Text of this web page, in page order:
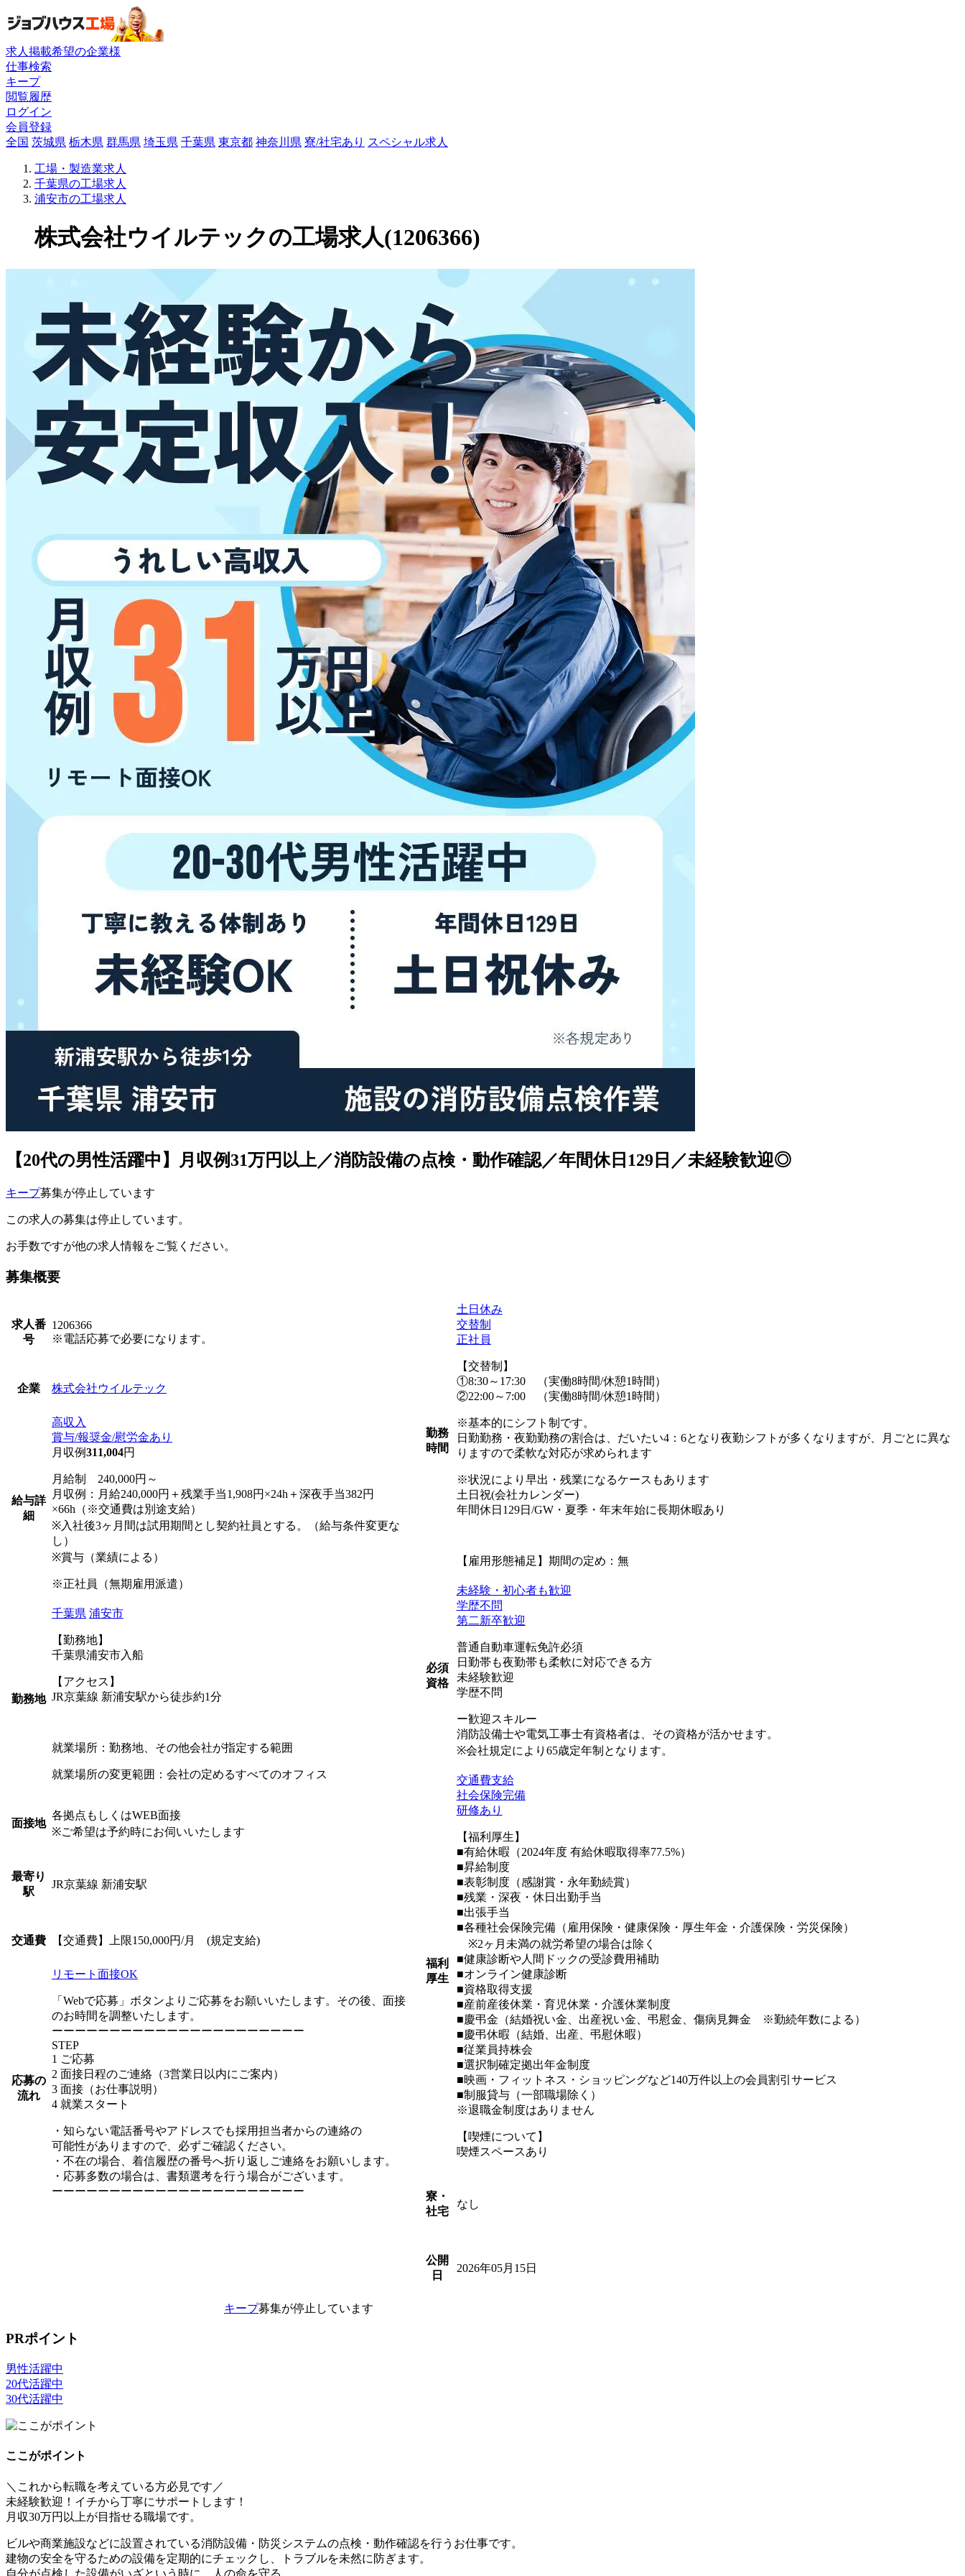
求人掲載希望の企業様
仕事検索
キープ
閲覧履歴
ログイン
会員登録
全国 茨城県 栃木県 群馬県 埼玉県 千葉県 東京都 神奈川県 寮/社宅あり スペシャル求人
工場・製造業求人
千葉県の工場求人
浦安市の工場求人
株式会社ウイルテックの工場求人(1206366)
【20代の男性活躍中】月収例31万円以上／消防設備の点検・動作確認／年間休日129日／未経験歓迎◎
キープ募集が停止しています
この求人の募集は停止しています。
お手数ですが他の求人情報をご覧ください。
募集概要
求人番
号
1206366
※電話応募で必要になります。
企業 株式会社ウイルテック
給与詳
細
高収入
賞与/報奨金/慰労金あり
月収例311,004円
月給制 240,000円～
月収例：月給240,000円＋残業手当1,908円×24h＋深夜手当382円
×66h（※交通費は別途支給）
※入社後3ヶ月間は試用期間とし契約社員とする。（給与条件変更な
し）
※賞与（業績による）
※正社員（無期雇用派遣）
勤務地
千葉県 浦安市
【勤務地】
千葉県浦安市入船
【アクセス】
JR京葉線 新浦安駅から徒歩約1分
就業場所：勤務地、その他会社が指定する範囲
就業場所の変更範囲：会社の定めるすべてのオフィス
面接地
各拠点もしくはWEB面接
※ご希望は予約時にお伺いいたします
最寄り
駅
JR京葉線 新浦安駅
交通費 【交通費】上限150,000円/月 (規定支給)
応募の
流れ
リモート面接OK
「Webで応募」ボタンよりご応募をお願いいたします。その後、面接
のお時間を調整いたします。
ーーーーーーーーーーーーーーーーーーーーーー
STEP
1 ご応募
2 面接日程のご連絡（3営業日以内にご案内）
3 面接（お仕事説明）
4 就業スタート
・知らない電話番号やアドレスでも採用担当者からの連絡の
可能性がありますので、必ずご確認ください。
・不在の場合、着信履歴の番号へ折り返しご連絡をお願いします。
・応募多数の場合は、書類選考を行う場合がございます。
ーーーーーーーーーーーーーーーーーーーーーー
勤務
時間
土日休み
交替制
正社員
【交替制】
①8:30～17:30 （実働8時間/休憩1時間）
②22:00～7:00 （実働8時間/休憩1時間）
※基本的にシフト制です。
日勤勤務・夜勤勤務の割合は、だいたい4：6となり夜勤シフトが多くなりますが、月ごとに異な
りますので柔軟な対応が求められます
※状況により早出・残業になるケースもあります
土日祝(会社カレンダー)
年間休日129日/GW・夏季・年末年始に長期休暇あり
【雇用形態補足】期間の定め：無
必須
資格
未経験・初心者も歓迎
学歴不問
第二新卒歓迎
普通自動車運転免許必須
日勤帯も夜勤帯も柔軟に対応できる方
未経験歓迎
学歴不問
ー歓迎スキルー
消防設備士や電気工事士有資格者は、その資格が活かせます。
※会社規定により65歳定年制となります。
福利
厚生
交通費支給
社会保険完備
研修あり
【福利厚生】
■有給休暇（2024年度 有給休暇取得率77.5%）
■昇給制度
■表彰制度（感謝賞・永年勤続賞）
■残業・深夜・休日出勤手当
■出張手当
■各種社会保険完備（雇用保険・健康保険・厚生年金・介護保険・労災保険）
※2ヶ月未満の就労希望の場合は除く
■健康診断や人間ドックの受診費用補助
■オンライン健康診断
■資格取得支援
■産前産後休業・育児休業・介護休業制度
■慶弔金（結婚祝い金、出産祝い金、弔慰金、傷病見舞金 ※勤続年数による）
■慶弔休暇（結婚、出産、弔慰休暇）
■従業員持株会
■選択制確定拠出年金制度
■映画・フィットネス・ショッピングなど140万件以上の会員割引サービス
■制服貸与（一部職場除く）
※退職金制度はありません
【喫煙について】
喫煙スペースあり
寮・
社宅
なし
公開
日
2026年05月15日
キープ募集が停止しています
PRポイント
男性活躍中
20代活躍中
30代活躍中
ここがポイント
＼これから転職を考えている方必見です／
未経験歓迎！イチから丁寧にサポートします！
月収30万円以上が目指せる職場です。
ビルや商業施設などに設置されている消防設備・防災システムの点検・動作確認を行うお仕事です。
建物の安全を守るための設備を定期的にチェックし、トラブルを未然に防ぎます。
自分が点検した設備がいざという時に、人の命を守る＿＿